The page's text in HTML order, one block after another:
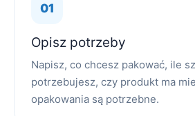
Opisz potrzeby
Napisz, co chcesz pakować, ile
potrzebujesz, czy produkt ma
opakowania są potrzebne.